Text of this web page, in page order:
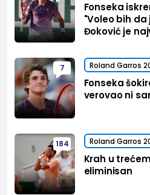
Fonseka
"Voleo bih da
Đoković je
7 Roland Garros
Fonseka
verovao ni
184 Roland Garros
Krah u
eliminisan